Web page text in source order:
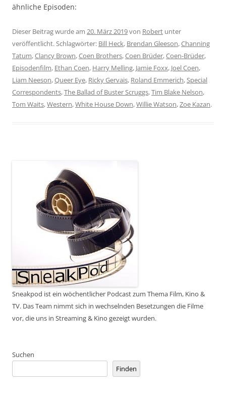
ähnliche Episoden:
Dieser Beitrag wurde am 20. März 2019von Robert unter
veröffentlicht. Schlagwörter: Bill Heck, Brendan Gleeson,Channing
Tatum,Clancy Brown,Coen Brothers,Coen Brüder,Coen-Brüder,
Episodenfilm, Ethan Coen, Harry Melling, Jamie Foxx, Joel Coen,
Liam Neeson,Queer Eye, Ricky Gervais, Roland Emmerich,Special
Correspondents,The Ballad of Buster Scruggs,Tim Blake Nelson,
Tom Waits,Western,White House Down,Willie Watson,Zoe Kazan.
Sneakpod ist ein wöchentlicher Podcast zum Thema Film, Kino &
TV. Das Team nimmt sich in wechselnden Besetzungen die Filme
vor, die uns in Streaming & Kino gezeigt wurden.
Suchen
Finden